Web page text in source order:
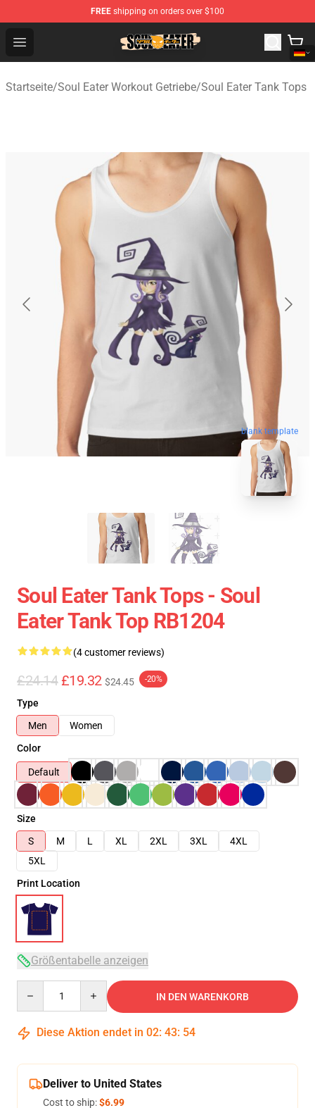
FREE shipping on orders over $100
Open menu
Soul Eater Store - Official Soul Eater Merchandise Shop
Startseite/Soul Eater Workout Getriebe/Soul Eater Tank Tops
blank template
Soul Eater Tank Tops - Soul
Eater Tank Top RB1204
(4 customer reviews)
£24.14 £19.32 $24.45 -20%
Type
Men
Women
Color
Default
Size
S
M L XL 2XL 3XL
4XL
5XL
Print Location
Größentabelle anzeigen
IN DEN WARENKORB
Diese Aktion endet in 02: 43: 54
Deliver to United States
Cost to ship:$6.99